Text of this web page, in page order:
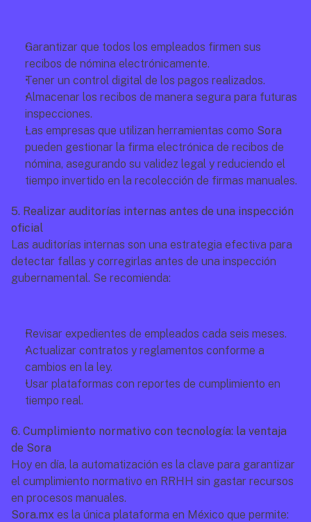
Garantizar que todos los empleados firmen sus
recibos de nómina electrónicamente.
Tener un control digital de los pagos realizados.
Almacenar los recibos de manera segura para futuras
inspecciones.
Las empresas que utilizan herramientas como Sora
pueden gestionar la firma electrónica de recibos de
nómina, asegurando su validez legal y reduciendo el
tiempo invertido en la recolección de firmas manuales.
5. Realizar auditorías internas antes de una inspección
oficial
Las auditorías internas son una estrategia efectiva para
detectar fallas y corregirlas antes de una inspección
gubernamental. Se recomienda:
Revisar expedientes de empleados cada seis meses.
Actualizar contratos y reglamentos conforme a
cambios en la ley.
Usar plataformas con reportes de cumplimiento en
tiempo real.
6. Cumplimiento normativo con tecnología: la ventaja
de Sora
Hoy en día, la automatización es la clave para garantizar
el cumplimiento normativo en RRHH sin gastar recursos
en procesos manuales.
Sora.mx es la única plataforma en México que permite: